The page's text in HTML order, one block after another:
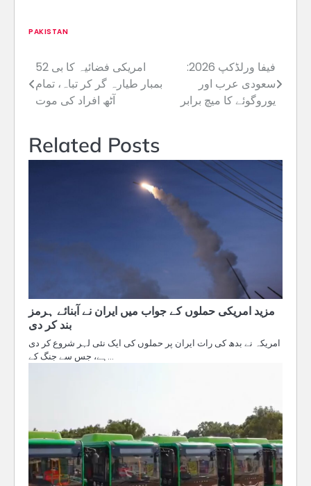
PAKISTAN
Post
navigation
امریکی فضائیہ کا بی 52
بمبار طیارہ گر کر تباہ، تمام
آٹھ افراد کی موت
فیفا ورلڈکپ 2026:
سعودی عرب اور
یوروگوئے کا میچ برابر
Related Posts
مزید امریکی حملوں کے جواب میں ایران نے آبنائے ہرمز
بند کر دی
امریکہ نے بدھ کی رات ایران پر حملوں کی ایک نئی لہر شروع کر دی
ہے، جس سے جنگ کے…